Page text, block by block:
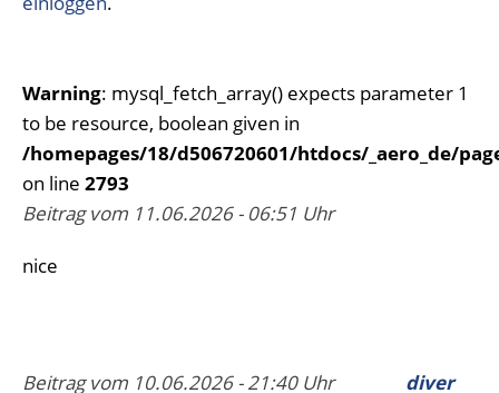
Warning: mysql_fetch_array() expects parameter 1
to be resource, boolean given in
/homepages/18/d506720601/htdocs/_aero_de/
on line 2793
Beitrag vom 11.06.2026 - 06:51 Uhr
nice
Beitrag vom 10.06.2026 - 21:40 Uhr diver